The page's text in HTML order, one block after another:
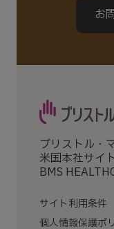
お
ブリストル・
米国本社サイ
BMS
サイト利用条件
個人情報保護ポ